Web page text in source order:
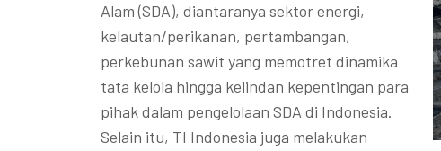
Alam (SDA), diantaranya sektor energi,
kelautan/perikanan, pertambangan,
perkebunan sawit yang memotret dinamika
tata kelola hingga kelindan kepentingan para
pihak dalam pengelolaan SDA di Indonesia.
Selain itu, TI Indonesia juga melakukan